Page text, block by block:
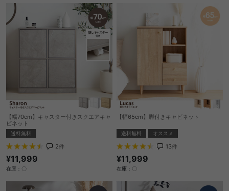
【幅70cm】キャスター付きスクエアキャ
ビネット
送料無料
2件
¥11,999
在庫：〇
【幅65cm】脚付きキャビネット
送料無料 オススメ
13件
¥11,999
在庫：〇